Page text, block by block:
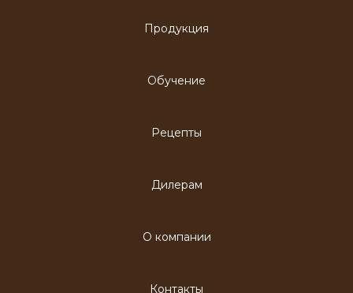
Продукция
Обучение
Рецепты
Дилерам
О компании
Контакты